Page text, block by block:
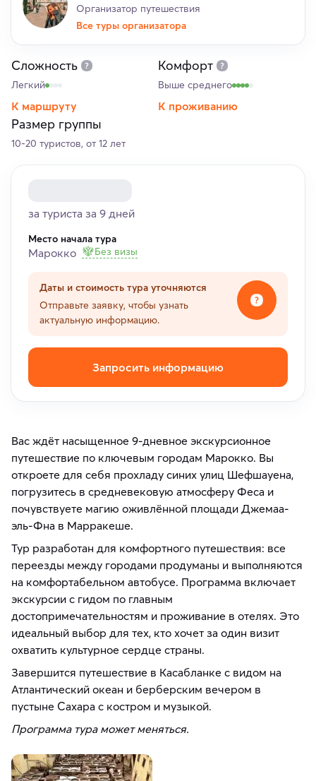
Организатор путешествия
Все туры организатора
Сложность
Легкий
К маршруту
Комфорт
Выше среднего
К проживанию
Размер группы
10-20 туристов, от 12 лет
за туриста за 9 дней
Место начала тура
Марокко Без визы
Даты и стоимость тура уточняются
Отправьте заявку, чтобы узнать
актуальную информацию.
Запросить информацию
Вас ждёт насыщенное 9-дневное экскурсионное
путешествие по ключевым городам Марокко. Вы
откроете для себя прохладу синих улиц Шефшауена,
погрузитесь в средневековую атмосферу Феса и
почувствуете магию оживлённой площади Джемаа-
эль-Фна в Марракеше.
Тур разработан для комфортного путешествия: все
переезды между городами продуманы и выполняются
на комфортабельном автобусе. Программа включает
экскурсии с гидом по главным
достопримечательностям и проживание в отелях. Это
идеальный выбор для тех, кто хочет за один визит
охватить культурное сердце страны.
Завершится путешествие в Касабланке с видом на
Атлантический океан и берберским вечером в
пустыне Сахара с костром и музыкой.
Программа тура может меняться.